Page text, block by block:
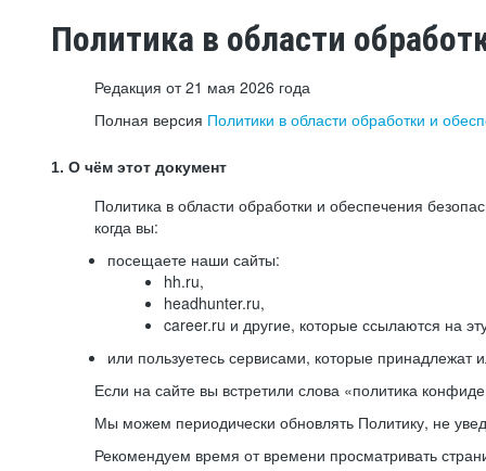
Политика в области
Редакция от 21 мая 2026 года
Полная версия Политики в области обработки и
1. О чём этот документ
Политика в области обработки и обеспечения
когда вы:
посещаете наши сайты:
hh.ru,
headhunter.ru,
career.ru и другие, которые ссылаются на
или пользуетесь сервисами, которые принадлежат
Если на сайте вы встретили слова «политика
Мы можем периодически обновлять Политику, не
Рекомендуем время от времени просматривать